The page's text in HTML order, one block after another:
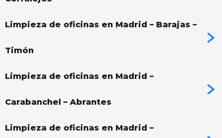
Limpieza de oficinas en Madrid – Barajas –
Timón
Limpieza de oficinas en Madrid –
Carabanchel – Abrantes
Limpieza de oficinas en Madrid –